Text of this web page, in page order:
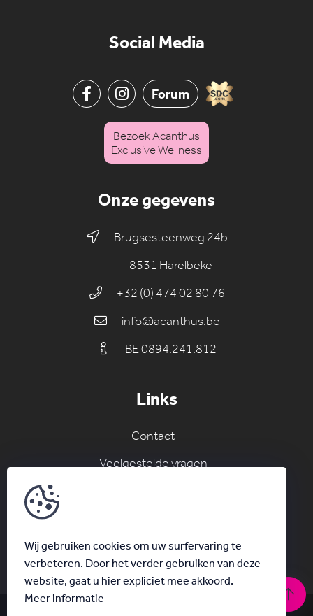
Onze gegevens
Brugsesteenweg 24b
8531 Harelbeke
+32 (0) 474 02 80 76
info@acanthus.be
BE 0894.241.812
Links
Contact
Veelgestelde vragen
Social Media
Forum
Bezoek Acanthus
Exclusive Wellness
Wij gebruiken cookies om uw surfervaring te
verbeteren. Door het verder gebruiken van deze
website, gaat u hier expliciet mee akkoord.
Meer informatie